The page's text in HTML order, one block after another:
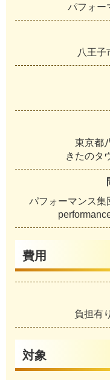
パフォー
八王子
東京都
きたのタ
パフォーマンス
費用
負担有
対象